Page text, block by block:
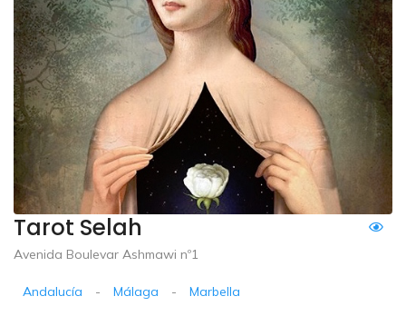
Tarot Selah
Avenida Boulevar Ashmawi nº1
Andalucía - Málaga - Marbella